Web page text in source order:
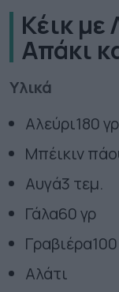
Κέικ με
Απάκι
Υλικά
Αλεύρι180 γρ
Μπέικιν
Αυγά3 τεμ.
Γάλα60 γρ
Γραβιέρα
Αλάτι